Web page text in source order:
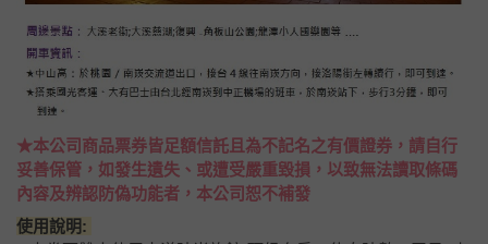
★本公司商品票券皆足額信託且為不記名之有價證券，請自行
妥善保管，如發生遺失、或遭受嚴重毀損，以致無法讀取條碼
內容及辨認防偽功能者，本公司恕不補發
使用說明: